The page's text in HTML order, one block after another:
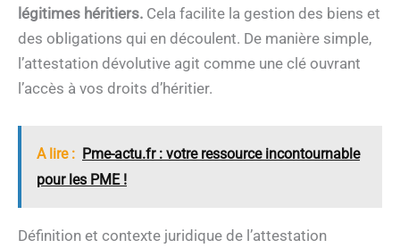
légitimes héritiers. Cela facilite la gestion des biens et
des obligations qui en découlent. De manière simple,
l’attestation dévolutive agit comme une clé ouvrant
l’accès à vos droits d’héritier.
A lire : Pme-actu.fr : votre ressource incontournable
pour les PME !
Définition et contexte juridique de l’attestation